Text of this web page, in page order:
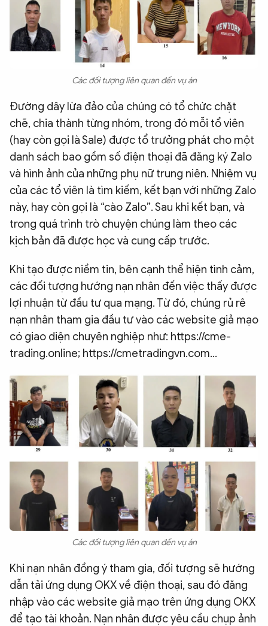
Các đối tượng liên quan đến vụ án
Đường dây lừa đảo của chúng có tổ chức chặt
chẽ, chia thành từng nhóm, trong đó mỗi tổ viên
(hay còn gọi là Sale) được tổ trưởng phát cho một
danh sách bao gồm số điện thoại đã đăng ký Zalo
và hình ảnh của những phụ nữ trung niên. Nhiệm vụ
của các tổ viên là tìm kiếm, kết bạn với những Zalo
này, hay còn gọi là “cào Zalo”. Sau khi kết bạn, và
trong quá trình trò chuyện chúng làm theo các
kịch bản đã được học và cung cấp trước.
Khi tạo được niềm tin, bên cạnh thể hiện tình cảm,
các đối tượng hướng nạn nhân đến việc thấy được
lợi nhuận từ đầu tư qua mạng. Từ đó, chúng rủ rê
nạn nhân tham gia đầu tư vào các website giả mạo
có giao diện chuyên nghiệp như: https://cme-
trading.online; https://cmetradingvn.com...
Các đối tượng liên quan đến vụ án
Khi nạn nhân đồng ý tham gia, đối tượng sẽ hướng
dẫn tải ứng dụng OKX về điện thoại, sau đó đăng
nhập vào các website giả mạo trên ứng dụng OKX
để tạo tài khoản. Nạn nhân được yêu cầu chụp ảnh